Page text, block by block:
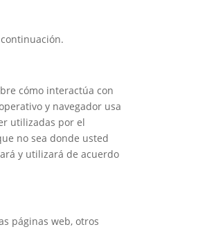
cómo interactúa con
y navegador usa
utilizadas por el
no sea donde usted
y utilizará de acuerdo
páginas web, otros